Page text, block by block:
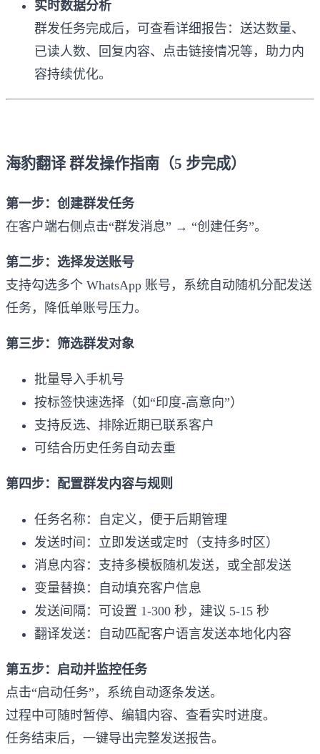
实时数据分析
群发任务完成后，可查看详细报告：送达数量、
已读人数、回复内容、点击链接情况等，助力内
容持续优化。
海豹翻译 群发操作指南（5 步完成）
第一步：创建群发任务
在客户端右侧点击“群发消息” → “创建任务”。
第二步：选择发送账号
支持勾选多个 WhatsApp 账号，系统自动随机分配发送
任务，降低单账号压力。
第三步：筛选群发对象
批量导入手机号
按标签快速选择（如“印度-高意向”）
支持反选、排除近期已联系客户
可结合历史任务自动去重
第四步：配置群发内容与规则
任务名称：自定义，便于后期管理
发送时间：立即发送或定时（支持多时区）
消息内容：支持多模板随机发送，或全部发送
变量替换：自动填充客户信息
发送间隔：可设置 1-300 秒，建议 5-15 秒
翻译发送：自动匹配客户语言发送本地化内容
第五步：启动并监控任务
点击“启动任务”，系统自动逐条发送。
过程中可随时暂停、编辑内容、查看实时进度。
任务结束后，一键导出完整发送报告。